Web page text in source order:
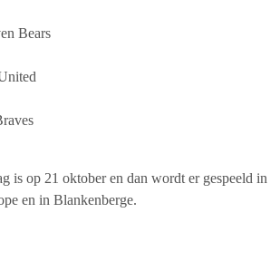
Bears
is op 21 oktober en dan wordt er gespeeld in
en in Blankenberge.